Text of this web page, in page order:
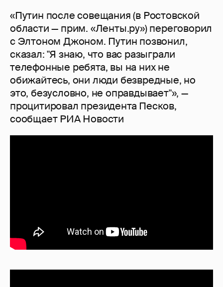
«Путин после совещания (в Ростовской
области — прим. «Ленты.ру») переговорил
с Элтоном Джоном. Путин позвонил,
сказал: "Я знаю, что вас разыграли
телефонные ребята, вы на них не
обижайтесь, они люди безвредные, но
это, безусловно, не оправдывает"», —
процитировал президента Песков,
сообщает РИА Новости